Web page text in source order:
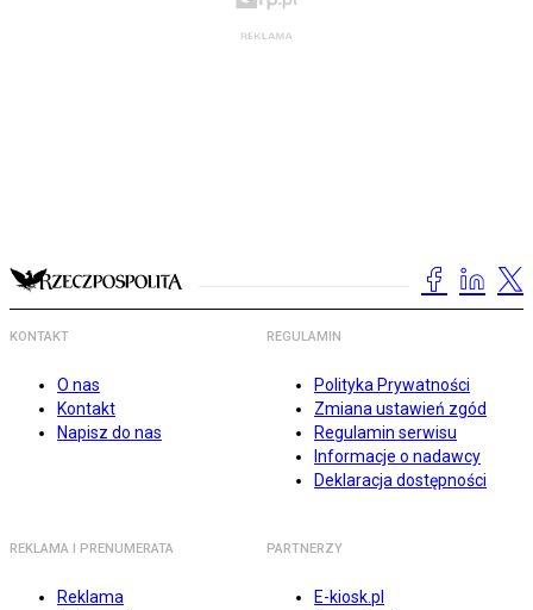
KONTAKT
O nas
Kontakt
Napisz do nas
REGULAMIN
Polityka Prywatności
Zmiana ustawień zgód
Regulamin serwisu
Informacje o nadawcy
Deklaracja dostępności
REKLAMA I PRENUMERATA
Reklama
PARTNERZY
E-kiosk.pl